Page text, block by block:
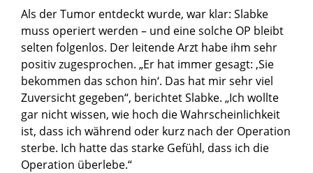
Als der Tumor entdeckt wurde, war klar: Slabke
muss operiert werden – und eine solche OP bleibt
selten folgenlos. Der leitende Arzt habe ihm sehr
positiv zugesprochen. „Er hat immer gesagt: ‚Sie
bekommen das schon hin‘. Das hat mir sehr viel
Zuversicht gegeben“, berichtet Slabke. „Ich wollte
gar nicht wissen, wie hoch die Wahrscheinlichkeit
ist, dass ich während oder kurz nach der Operation
sterbe. Ich hatte das starke Gefühl, dass ich die
Operation überlebe.“